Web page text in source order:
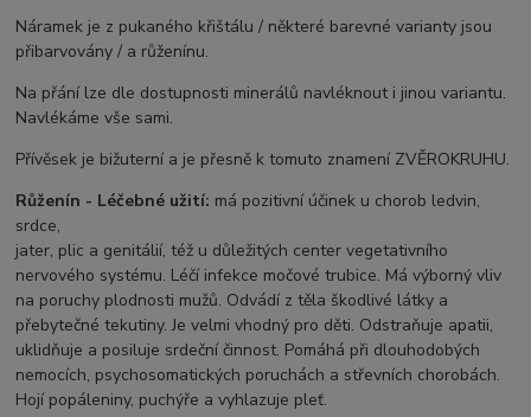
Náramek je z pukaného křištálu / některé barevné varianty jsou
přibarvovány / a růženínu.
Na přání lze dle dostupnosti minerálů navléknout i jinou variantu.
Navlékáme vše sami.
Přívěsek je bižuterní a je přesně k tomuto znamení ZVĚROKRUHU.
Růženín - Léčebné užití: má pozitivní účinek u chorob ledvin,
srdce,
jater, plic a genitálií, též u důležitých center vegetativního
nervového systému. Léčí infekce močové trubice. Má výborný vliv
na poruchy plodnosti mužů. Odvádí z těla škodlivé látky a
přebytečné tekutiny. Je velmi vhodný pro děti. Odstraňuje apatii,
uklidňuje a posiluje srdeční činnost. Pomáhá při dlouhodobých
nemocích, psychosomatických poruchách a střevních chorobách.
Hojí popáleniny, puchýře a vyhlazuje pleť.